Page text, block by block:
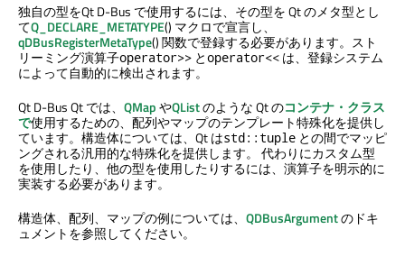
独自の型をQt D-Bus で使用するには、その型を Qt のメタ型とし
てQ_DECLARE_METATYPE() マクロで宣言し、
qDBusRegisterMetaType() 関数で登録する必要があります。スト
リーミング演算子operator>> とoperator<< は、登録システム
によって自動的に検出されます。
Qt D-BusQt では、 QMapやQListのような Qt のコンテナ・クラス
で使用するための、配列やマップのテンプレート特殊化を提供し
ています。構造体については、Qt はstd::tuple との間でマッピ
ングされる汎用的な特殊化を提供します。 代わりにカスタム型
を使用したり、他の型を使用したりするには、演算子を明示的に
実装する必要があります。
構造体、配列、マップの例については、 QDBusArgumentのドキ
ュメントを参照してください。